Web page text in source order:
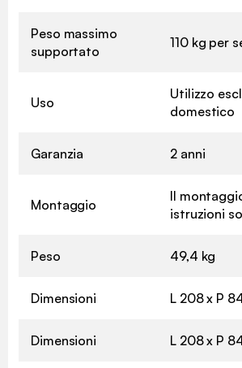
Peso massimo
supportato
110 kg per
Uso
Utilizzo
domestico
Garanzia 2 anni
Montaggio
Il
istruzioni
Peso 49,4 kg
Dimensioni L 208 x P
Dimensioni L 208 x P